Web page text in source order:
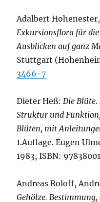
Adalbert
Exkursionsflora für
Ausblicken auf ganz
Stuttgart
3466-7
Dieter Heß: Die Blüte.
Struktur und
Blüten, mit
1.Auflage. Eugen
1983, ISBN:
Andreas Roloff,
Gehölze.